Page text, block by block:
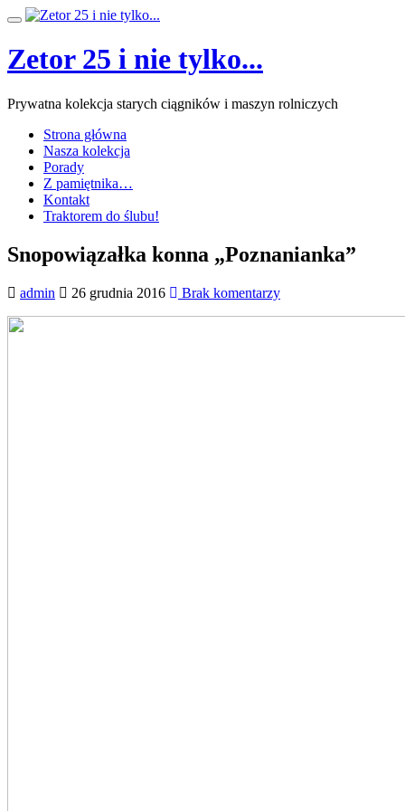
Przeskocz
treści
Przełącz
Zetor 25 i nie tylko...
Prywatna kolekcja starych ciągników i maszyn rolniczych
Strona główna
Nasza kolekcja
Porady
Z pamiętnika…
Kontakt
Traktorem do ślubu!
Snopowiązałka konna „Poznanianka”
admin 26 grudnia 2016 Brak komentarzy